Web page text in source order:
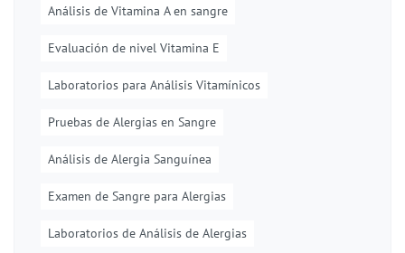
Análisis de Vitamina A en sangre
Evaluación de nivel Vitamina E
Laboratorios para Análisis Vitamínicos
Pruebas de Alergias en Sangre
Análisis de Alergia Sanguínea
Examen de Sangre para Alergias
Laboratorios de Análisis de Alergias